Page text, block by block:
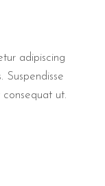
adipiscing
Suspendisse
ut.